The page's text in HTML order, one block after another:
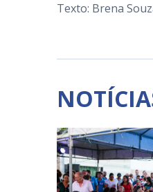
Texto: Brena